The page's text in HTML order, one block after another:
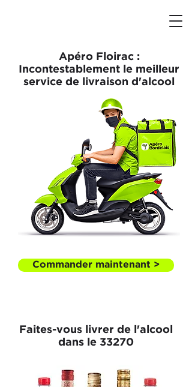
Apéro Floirac :
Incontestablement le meilleur
service de livraison d'alcool
Commander maintenant >
Faites-vous livrer de l'alcool
dans le 33270